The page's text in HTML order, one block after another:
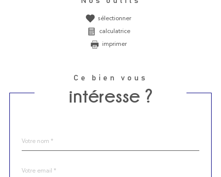
sélectionner
calculatrice
imprimer
Ce bien vous
intéresse ?
*
*